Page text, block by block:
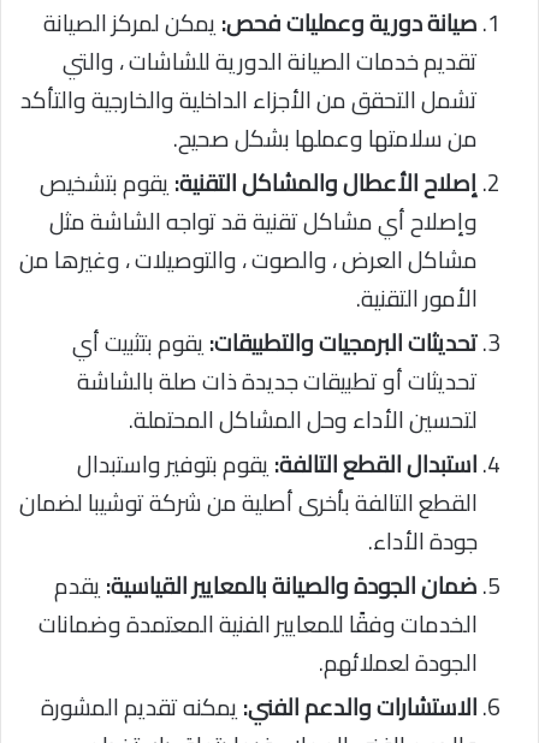
صيانة دورية وعمليات فحص:يمكن لمركز الصيانة
تقديم خدمات الصيانة الدورية للشاشات ، والتي
تشمل التحقق من الأجزاء الداخلية والخارجية والتأكد
من سلامتها وعملها بشكل صحيح.
إصلاح الأعطال والمشاكل التقنية:يقوم بتشخيص
وإصلاح أي مشاكل تقنية قد تواجه الشاشة مثل
مشاكل العرض ، والصوت ، والتوصيلات ، وغيرها من
الأمور التقنية.
تحديثات البرمجيات والتطبيقات:يقوم بتثبيت أي
تحديثات أو تطبيقات جديدة ذات صلة بالشاشة
لتحسين الأداء وحل المشاكل المحتملة.
استبدال القطع التالفة:يقوم بتوفير واستبدال
القطع التالفة بأخرى أصلية من شركة توشيبا لضمان
جودة الأداء.
ضمان الجودة والصيانة بالمعايير القياسية:يقدم
الخدمات وفقًا للمعايير الفنية المعتمدة وضمانات
الجودة لعملائهم.
الاستشارات والدعم الفني:يمكنه تقديم المشورة